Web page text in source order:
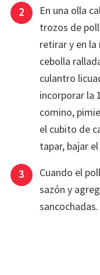
En una olla
trozos de
retirar y en
cebolla
culantro
incorporar la
comino,
el cubito de
tapar, bajar
Cuando el
sazón y